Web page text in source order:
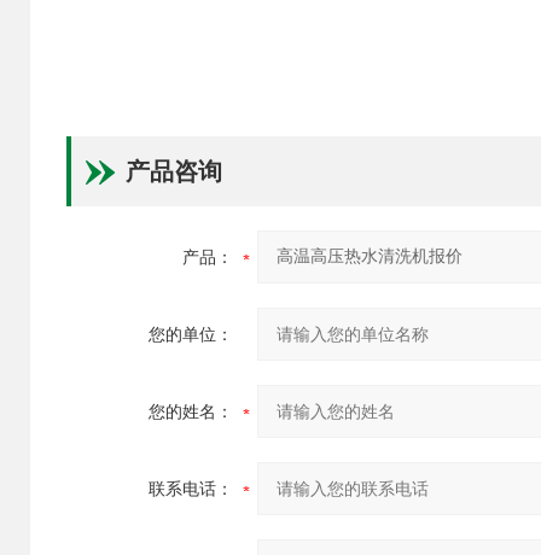
产品咨询
产品：
您的单位：
您的姓名：
联系电话：